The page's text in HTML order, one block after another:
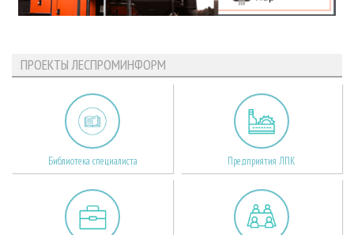
ПРОЕКТЫ ЛЕСПРОМИНФОРМ
Библиотека специалиста Предприятия ЛПК